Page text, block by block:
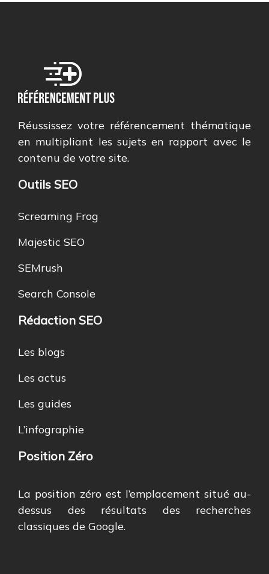
Réussissez votre référencement thématique
en multipliant les sujets en rapport avec le
contenu de votre site.
Outils SEO
Screaming Frog
Majestic SEO
SEMrush
Search Console
Rédaction SEO
Les blogs
Les actus
Les guides
L’infographie
Position Zéro
La position zéro est l’emplacement situé au-
dessus des résultats des recherches
classiques de Google.